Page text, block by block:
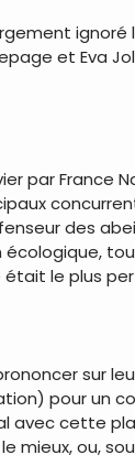
et Eva
par France
des
était le plus
sur
pour un
avec cette
ou,